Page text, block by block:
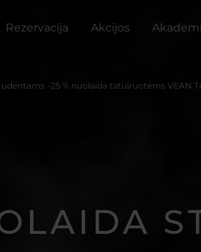
Rezervacija Akcijos
–25 % nuolaida tatuiruotėms VEAN